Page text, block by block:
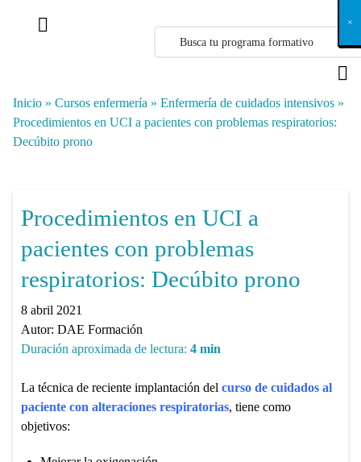
Inicio » Cursos enfermería » Enfermería de cuidados intensivos »
Procedimientos en UCI a pacientes con problemas respiratorios:
Decúbito prono
Procedimientos en UCI a
pacientes con problemas
respiratorios: Decúbito prono
8 abril 2021
Autor: DAE Formación
Duración aproximada de lectura: 4 min
La técnica de reciente implantación del curso de cuidados al
paciente con alteraciones respiratorias, tiene como
objetivos:
X
×
×
×
×
×
×
×
×
×
×
×
×
×
×
×
×
×
×
×
×
×
×
×
×
×
×
×
×
×
×
×
×
×
×
×
×
×
×
×
×
×
×
×
×
×
×
×
×
×
×
×
×
×
×
×
×
×
×
×
×
×
×
×
×
×
×
×
×
×
×
×
×
×
×
×
×
×
×
×
×
×
×
×
×
×
×
×
×
×
×
×
×
×
×
×
×
×
×
×
×
×
×
×
×
×
×
×
×
×
×
×
×
×
×
×
×
×
×
×
×
×
×
×
×
×
×
×
×
×
×
×
×
×
×
×
×
×
×
×
×
×
×
×
×
×
×
×
×
×
×
×
×
×
×
×
×
×
×
×
×
×
×
×
×
×
×
×
×
×
×
×
×
×
×
×
×
×
×
×
×
×
×
×
×
×
×
×
×
×
×
×
×
×
×
×
×
×
×
×
×
×
×
×
×
×
×
×
×
×
×
×
×
×
×
×
×